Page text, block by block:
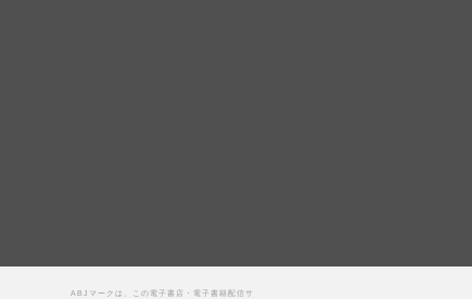
ABJマークは、この電子書店・電子書籍配信サ